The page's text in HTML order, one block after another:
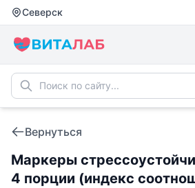
Северск
Вернуться
Маркеры
4 порции (индекс